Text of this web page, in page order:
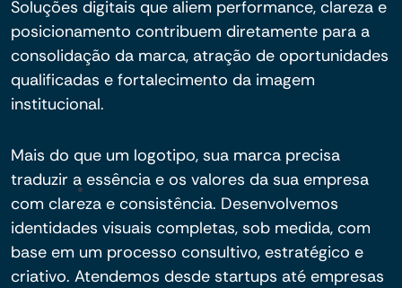
Soluções digitais que aliem performance, clareza e
posicionamento contribuem diretamente para a
consolidação da marca, atração de oportunidades
qualificadas e fortalecimento da imagem
institucional.
Mais do que um logotipo, sua marca precisa
traduzir a essência e os valores da sua empresa
com clareza e consistência. Desenvolvemos
identidades visuais completas, sob medida, com
base em um processo consultivo, estratégico e
criativo. Atendemos desde startups até empresas